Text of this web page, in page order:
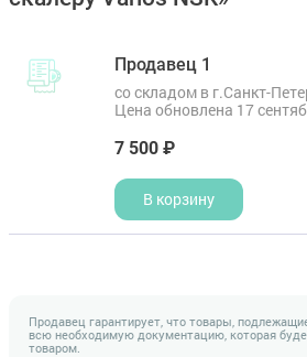
Продавец 1
со складом в г.Санкт-
Цена обновлена 17
7 500 ₽
В корзину
Продавец гарантирует, что товары,
всю необходимую документацию, которая
товаром.